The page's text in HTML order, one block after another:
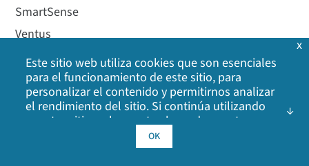
SmartSense
Ventus
Recursos
Blog
Historias de clientes
Empresa
Acerca de Digi
Premios
Carreras
Este sitio web utiliza cookies que son esenciales
para el funcionamiento de este sitio, para
personalizar el contenido y permitirnos analizar
el rendimiento del sitio. Si continúa utilizando
nuestro sitio web, acepta el uso de nuestras
cookies. Haga clic en Aceptar para indicar que
política de cookies
OK
x